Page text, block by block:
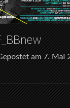
am 7. Mai